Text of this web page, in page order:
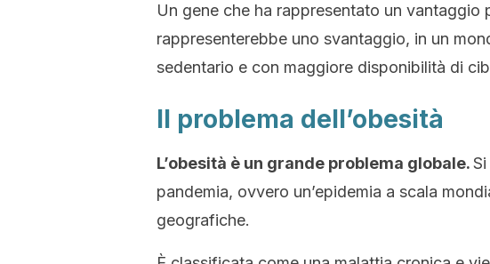
Un gene che ha rappresentato un vantaggio
rappresenterebbe uno svantaggio, in un
sedentario e con maggiore disponibilità di
Il problema dell’obesità
L’obesità è un grande problema globale.
pandemia, ovvero un’epidemia a scala
geografiche.